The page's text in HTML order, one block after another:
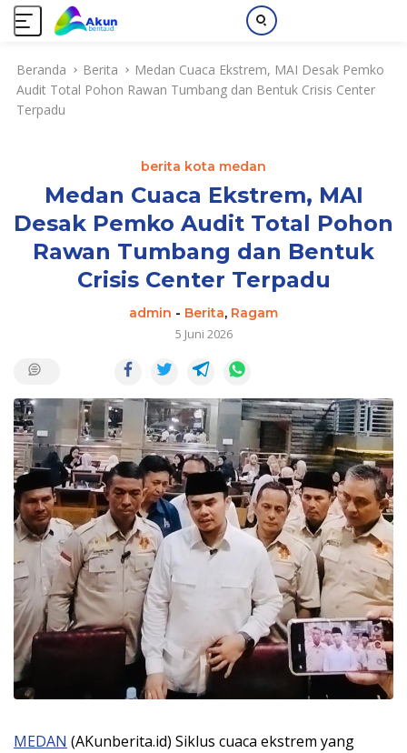
Beranda Berita
Medan Cuaca Ekstrem, MAI Desak Pemko
Audit Total Pohon Rawan Tumbang dan Bentuk Crisis Center
Terpadu
berita kota medan
Medan Cuaca Ekstrem, MAI
Desak Pemko Audit Total Pohon
Rawan Tumbang dan Bentuk
Crisis Center Terpadu
admin - Berita, Ragam
5 Juni 2026
MEDAN (AKunberita.id) Siklus cuaca ekstrem yang